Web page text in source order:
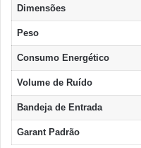
Dimensões
Peso
Consumo Energético
Volume de Ruído
Bandeja de Entrada
Garant Padrão